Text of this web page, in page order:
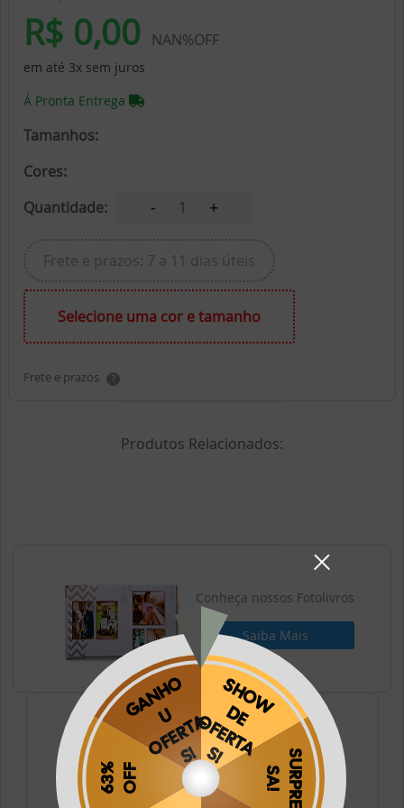
R$ 0,00 NAN%OFF
em até 3x sem juros
Á Pronta Entrega
Tamanhos:
Cores:
Quantidade:
- 1 +
Frete e prazos: 7 a 11 dias úteis
Selecione uma cor e tamanho
Frete e prazos ?
Produtos Relacionados:
Conheça nossos Fotolivros
Saiba Mais
Conheça nossos Fotos
Saiba Mais